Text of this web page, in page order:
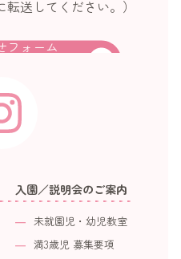
送してください。）
フォーム
入園／説明会のご案内
未就園児・幼児教室
満3歳児 募集要項